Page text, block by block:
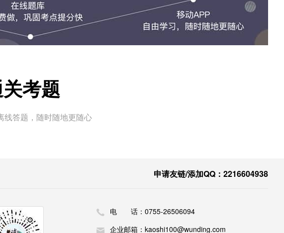
考题
线答题，随时随地更随心
申请友链/添加QQ：2216604938
电 话：0755-26506094
企业邮箱：kaoshi100@wunding.com